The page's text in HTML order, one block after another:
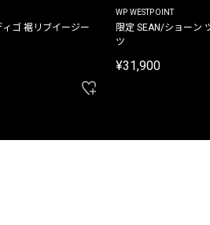
ゴ 裾リブイージー
WP WESTPOINT
限定 SEAN/ショーン
ツ
¥31,900